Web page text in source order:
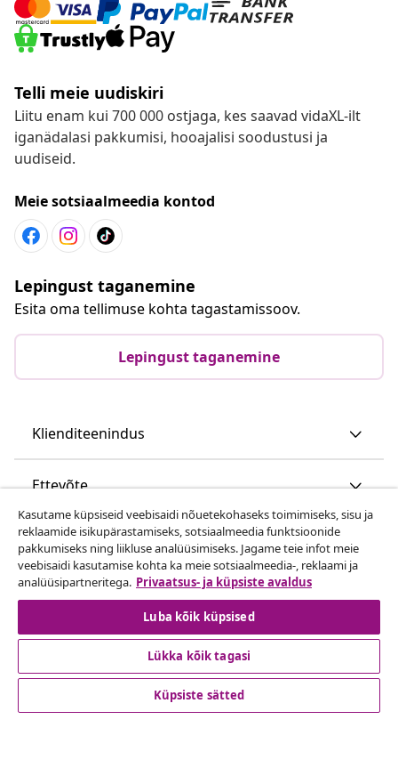
Telli meie uudiskiri
Liitu enam kui 700 000 ostjaga, kes saavad vidaXL-ilt
iganädalasi pakkumisi, hooajalisi soodustusi ja
uudiseid.
Meie sotsiaalmeedia kontod
Lepingust taganemine
Esita oma tellimuse kohta tagastamissoov.
Lepingust taganemine
Klienditeenindus
Ettevõte
vidaXL
Vaata rohkem
Kasutame küpsiseid veebisaidi nõuetekohaseks toimimiseks, sisu ja
reklaamide isikupärastamiseks, sotsiaalmeedia funktsioonide
pakkumiseks ning liikluse analüüsimiseks. Jagame teie infot meie
veebisaidi kasutamise kohta ka meie sotsiaalmeedia-, reklaami ja
analüüsipartneritega. Privaatsus- ja küpsiste avaldus
Luba kõik küpsised
Lükka kõik tagasi
Küpsiste sätted